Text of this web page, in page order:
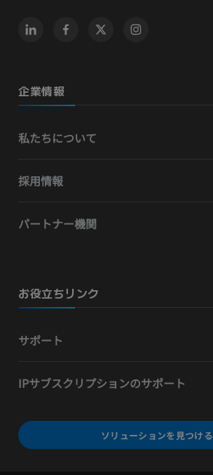
企業情報
私たちについて
採用情報
パートナー機関
お役立ちリンク
サポート
IPサブスクリプションのサポート
ソリューションを見つける